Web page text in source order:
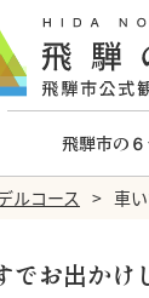
飛騨市の
ルコース 車
でお出かけ